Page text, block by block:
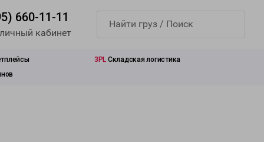
660-11-11
кабинет
3PL Складская логистика